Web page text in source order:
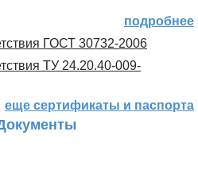
подробнее
ГОСТ 30732-2006
ТУ 24.20.40-009-
еще сертификаты и паспорта